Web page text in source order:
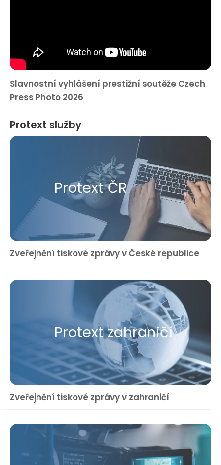
Slavnostní vyhlášení prestižní soutěže Czech
Press Photo 2026
Protext služby
Protext ČR
Zveřejnění tiskové zprávy v České republice
Protext zahraničí
Zveřejnění tiskové zprávy v zahraničí